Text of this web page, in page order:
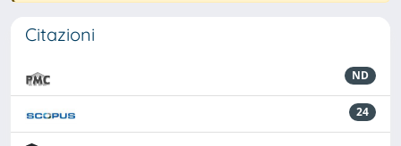
Citazioni
ND
24